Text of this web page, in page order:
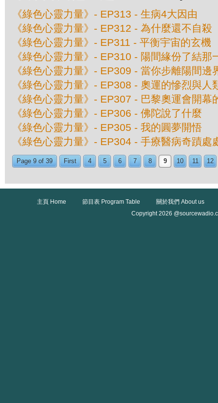
《綠色心靈力量》- EP313 - 生病4大因由
《綠色心靈力量》- EP312 - 為什麼還不自殺
《綠色心靈力量》- EP311 - 平衡宇宙的玄機
《綠色心靈力量》- EP310 - 陽間緣份了結那
《綠色心靈力量》- EP309 - 當你步離陽間邊
《綠色心靈力量》- EP308 - 奧運的慘烈與人
《綠色心靈力量》- EP307 - 巴黎奧運會開幕
《綠色心靈力量》- EP306 - 佛陀說了什麼
《綠色心靈力量》- EP305 - 我的圓夢開悟
《綠色心靈力量》- EP304 - 手療醫病奇蹟
Page 9 of 39 First 4 5 6 7 8 9 10 11 12
主頁 Home 節目表 Program Table
關於我們 About us
Copyright 2026